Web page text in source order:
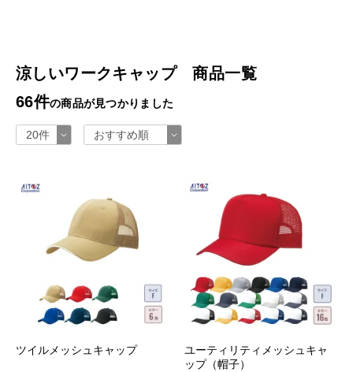
涼しいワークキャップ 商品一覧
66件の商品が見つかりました
ツイルメッシュキャップ
ユーティリティメッシュキャ
ップ（帽子）